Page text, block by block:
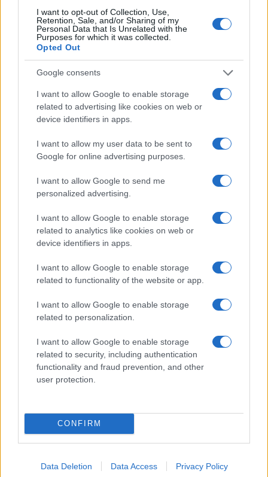
I want to opt-out of Collection, Use,
Retention, Sale, and/or Sharing of my
Personal Data that Is Unrelated with the
Purposes for which it was collected.
Opted Out
Google consents
I want to allow Google to enable storage
related to advertising like cookies on web or
device identifiers in apps.
I want to allow my user data to be sent to
Google for online advertising purposes.
I want to allow Google to send me
personalized advertising.
I want to allow Google to enable storage
related to analytics like cookies on web or
device identifiers in apps.
I want to allow Google to enable storage
related to functionality of the website or app.
I want to allow Google to enable storage
related to personalization.
I want to allow Google to enable storage
related to security, including authentication
functionality and fraud prevention, and other
user protection.
CONFIRM
Data Deletion Data Access Privacy Policy
tálibok Afganisztánnak mintegy felét tartják
újra ellenőrzésük alatt.
Afganisztán több tartományában
feltűntek az Iszlám Állam
terrorszervezet dzsihadistái is,
akik legutóbb a március elején elkövetett,
tizenhat halálos áldozatot követelő
dzsalalábádi merénylet elkövetőjeként
jelentkeztek.